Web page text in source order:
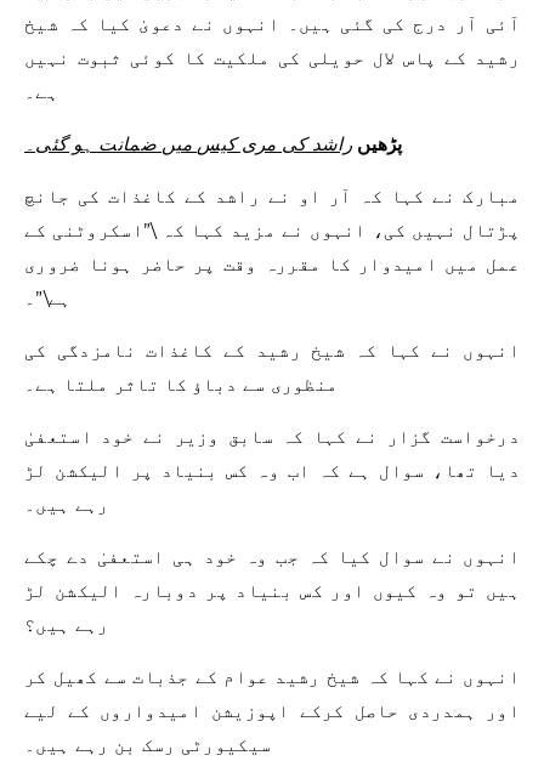
آئی آر درج کی گئی ہیں۔ انہوں نے دعویٰ کیا کہ شیخ
رشید کے پاس لال حویلی کی ملکیت کا کوئی ثبوت نہیں
ہے۔
پڑھیںراشد کی مری کیس میں ضمانت ہو گئی۔
مبارک نے کہا کہ آر او نے راشد کے کاغذات کی جانچ
پڑتال نہیں کی، انہوں نے مزید کہا کہ \”اسکروٹنی کے
عمل میں امیدوار کا مقررہ وقت پر حاضر ہونا ضروری
ہے\”۔
انہوں نے کہا کہ شیخ رشید کے کاغذات نامزدگی کی
منظوری سے دباؤ کا تاثر ملتا ہے۔
درخواست گزار نے کہا کہ سابق وزیر نے خود استعفیٰ
دیا تھا، سوال ہے کہ اب وہ کس بنیاد پر الیکشن لڑ
رہے ہیں۔
انہوں نے سوال کیا کہ جب وہ خود ہی استعفیٰ دے چکے
ہیں تو وہ کیوں اور کس بنیاد پر دوبارہ الیکشن لڑ
رہے ہیں؟
انہوں نے کہا کہ شیخ رشید عوام کے جذبات سے کھیل کر
اور ہمدردی حاصل کرکے اپوزیشن امیدواروں کے لیے
سیکیورٹی رسک بن رہے ہیں۔